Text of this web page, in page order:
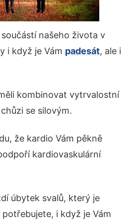
našeho života v
i když je Vám padesát, ale i
kombinovat vytrvalostní
se silovým.
že kardio Vám pěkně
kardiovaskulární
úbytek svalů, který je
i když je Vám